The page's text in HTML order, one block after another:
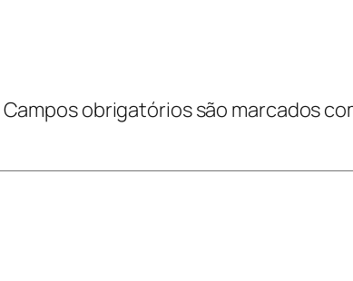
Campos obrigatórios são marcados